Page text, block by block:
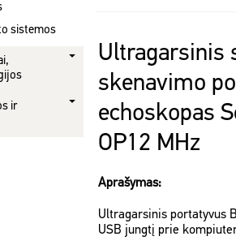
sistemos
ir
Ultragarsinis
skenavimo
echoskopas
OP12 MHz
Aprašymas:
Ultragarsinis portatyvus
USB jungtį prie